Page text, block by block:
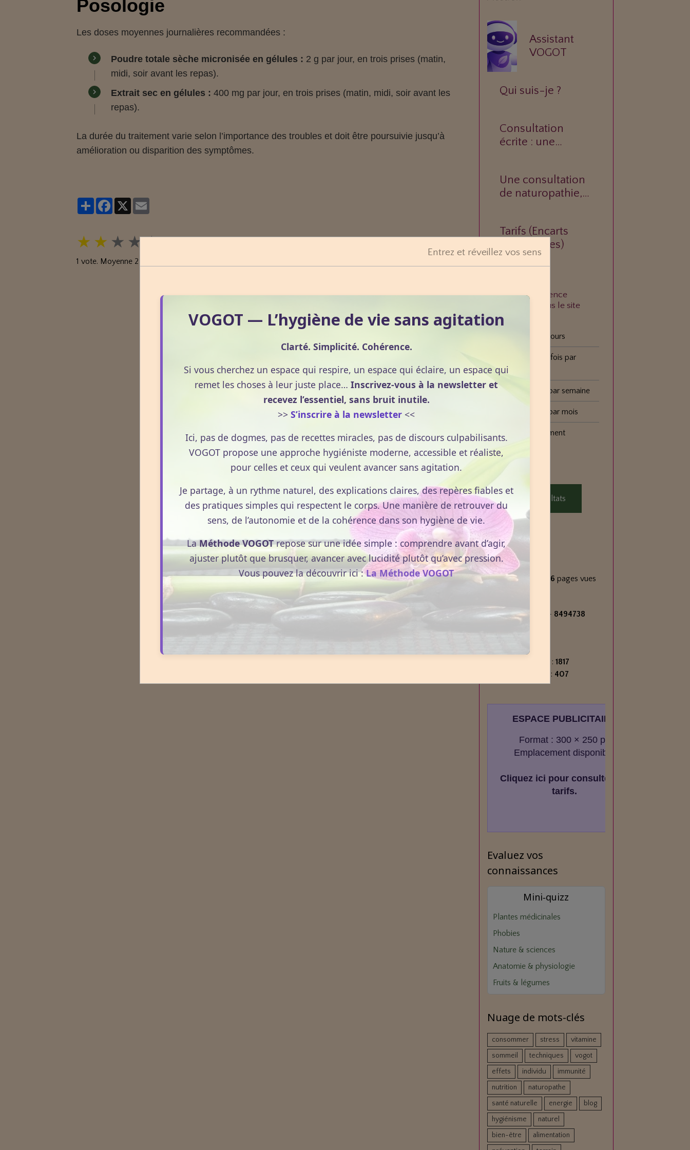
Posologie
Les doses moyennes journalières recommandées :
Poudre totale sèche micronisée en gélules : 2 g par jour, en trois prises (matin,
midi, soir avant les repas).
Extrait sec en gélules : 400 mg par jour, en trois prises (matin, midi, soir avant les
repas).
La durée du traitement varie selon l’importance des troubles et doit être poursuivie jusqu’à
amélioration ou disparition des symptômes.
PartagerFacebook
X
★ ★ ★ ★★
1 vote. Moyenne 2
Assistant
VOGOT
Qui suis-je ?
Consultation
écrite : une
votre question.
Une consultation
de naturopathie,
Tarifs (Encarts
publicitaires)
À quelle fréquence
consultez-vous le site
VOGOT ?
Tous les jours
Plusieurs fois par
Une fois par semaine
Une fois par mois
Plus rarement
Voir les résultats
Statistiques
Aujourd'hui
688visiteurs - 1756 pages vues
2716479visiteurs - 8494738
Nombre de pages :1817
Nombre d'articles : 407
ESPACE PUBLICITAIRE
Format : 300 × 250 px
Emplacement disponible
Cliquez ici pour consulter les
tarifs.
Evaluez vos
connaissances
Mini‑quizz
Plantes médicinales
Phobies
Nature & sciences
Anatomie & physiologie
Fruits & légumes
Nuage de mots-clés
consommer stress
vitamine
sommeil
techniques
vogot
effets
individu
immunité
nutrition
naturopathe
santé naturelle
energie
blog
hygiénisme
naturel
bien-être
alimentation
Entrez et réveillez vos sens
VOGOT — L’hygiène de vie sans agitation
Clarté. Simplicité. Cohérence.
Si vous cherchez un espace qui respire, un espace qui éclaire, un espace qui
remet les choses à leur juste place… Inscrivez-vous à la newsletter et
recevez l’essentiel, sans bruit inutile.
>> S’inscrire à la newsletter <<
Ici, pas de dogmes, pas de recettes miracles, pas de discours culpabilisants.
VOGOT propose une approche hygiéniste moderne, accessible et réaliste,
pour celles et ceux qui veulent avancer sans agitation.
Je partage, à un rythme naturel, des explications claires, des repères fiables et
des pratiques simples qui respectent le corps. Une manière de retrouver du
sens, de l’autonomie et de la cohérence dans son hygiène de vie.
LaMéthode VOGOTrepose sur une idée simple : comprendre avant d’agir,
ajuster plutôt que brusquer, avancer avec lucidité plutôt qu’avec pression.
Vous pouvez la découvrir ici :La Méthode VOGOT